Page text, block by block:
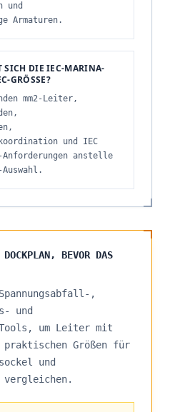
und
Armaturen.
SICH DIE IEC-MARINA-
mm2-Leiter,
und IEC
Anforderungen anstelle
BEVOR DAS
,
und
um Leiter mit
praktischen Größen für
und
vergleichen.